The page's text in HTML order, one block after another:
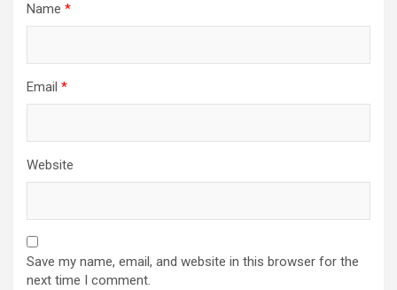
Name *
Email *
Website
Save my name, email, and website in this browser for the
next time I comment.